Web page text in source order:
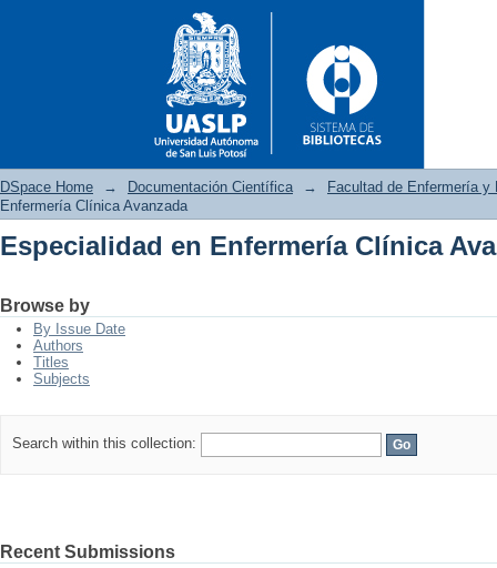
Especialidad en Enfermería
DSpace Home → Documentación Científica →
Facultad de Enfermería y
Enfermería Clínica Avanzada
Especialidad en Enfermería Clínica
Browse by
By Issue Date
Authors
Titles
Subjects
Search within this collection:
Recent Submissions